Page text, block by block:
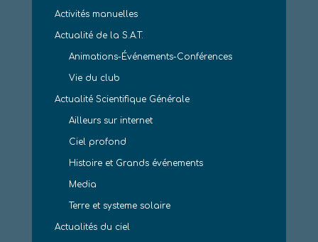
Activités manuelles
Actualité de la S.A.T.
Animations-Événements-Conférences
Vie du club
Actualité Scientifique Générale
Ailleurs sur internet
Ciel profond
Histoire et Grands événements
Media
Terre et systeme solaire
Actualités du ciel